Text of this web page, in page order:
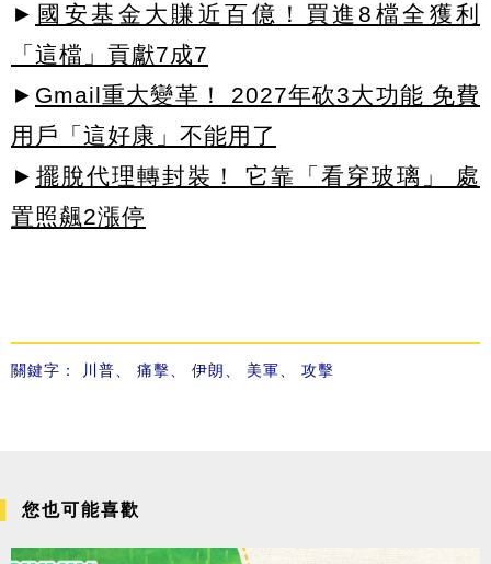
► 國安基金大賺近百億！買進8檔全獲利
「這檔」貢獻7成7
► Gmail重大變革！ 2027年砍3大功能 免費
用戶「這好康」不能用了
► 擺脫代理轉封裝！ 它靠「看穿玻璃」 處
置照飆2漲停
關鍵字： 川普 痛擊 伊朗 美軍 攻擊
您也可能喜歡